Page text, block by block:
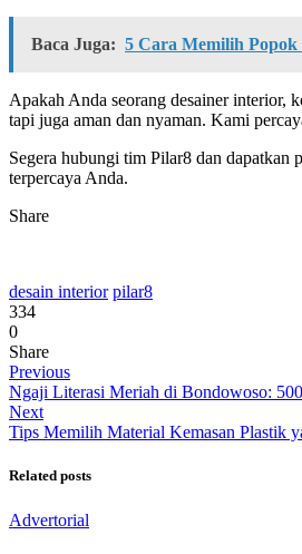
Baca Juga: 5 Cara Memilih Popok
Apakah Anda seorang desainer interior,
tapi juga aman dan nyaman. Kami
Segera hubungi tim Pilar8 dan
terpercaya Anda.
Share
desain interior pilar8
334
0
Share
Previous
Ngaji Literasi Meriah di Bondowoso:
Next
Tips Memilih Material Kemasan Plastik
Related posts
Advertorial